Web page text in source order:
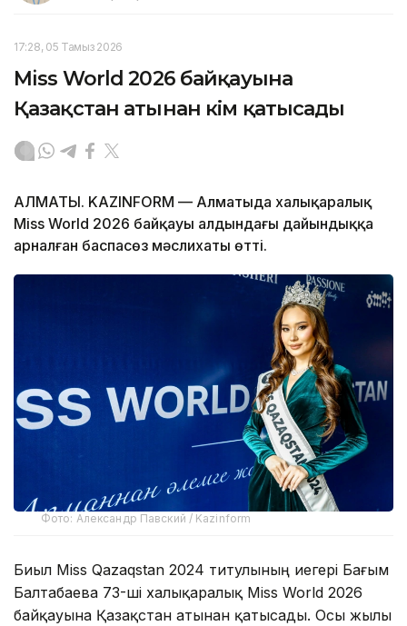
17:28, 05 Тамыз 2026
Miss World 2026 байқауына
Қазақстан атынан кім қатысады
АЛМАТЫ. KAZINFORM — Алматыда халықаралық
Miss World 2026 байқауы алдындағы дайындыққа
арналған баспасөз мәслихаты өтті.
Фото: Александр Павский / Kazinform
Биыл Miss Qazaqstan 2024 титулының иегері Бағым
Балтабаева 73-ші халықаралық Miss World 2026
байқауына Қазақстан атынан қатысады. Осы жылы